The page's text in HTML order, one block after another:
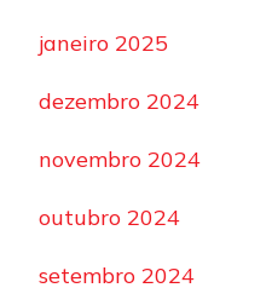
janeiro 2025
dezembro 2024
novembro 2024
outubro 2024
setembro 2024